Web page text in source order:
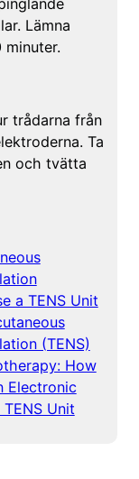
Lämna
trådarna från
Ta
och tvätta
a TENS Unit
(TENS)
How
Electronic
Unit